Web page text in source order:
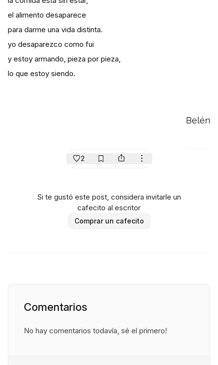
el alimento desaparece
para darme una vida distinta.
yo desaparezco como fui
y estoy armando, pieza por pieza,
lo que estoy siendo.
Belén
2
Si te gustó este post, considera invitarle un
cafecito al escritor
Comprar un cafecito
Comentarios
No hay comentarios todavía, sé el primero!